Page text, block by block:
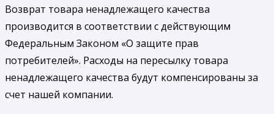
Возврат товара ненадлежащего качества
производится в соответствии с действующим
Федеральным Законом «О защите прав
потребителей». Расходы на пересылку товара
ненадлежащего качества будут компенсированы за
счет нашей компании.